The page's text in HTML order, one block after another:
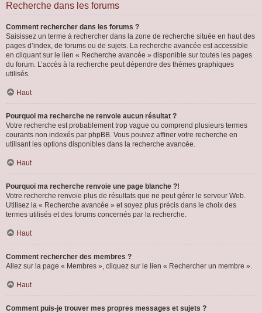
Recherche dans les forums
Comment rechercher dans les forums ?
Saisissez un terme à rechercher dans la zone de recherche située en haut des
pages d’index, de forums ou de sujets. La recherche avancée est accessible
en cliquant sur le lien « Recherche avancée » disponible sur toutes les pages
du forum. L’accès à la recherche peut dépendre des thèmes graphiques
utilisés.
Haut
Pourquoi ma recherche ne renvoie aucun résultat ?
Votre recherche est probablement trop vague ou comprend plusieurs termes
courants non indexés par phpBB. Vous pouvez affiner votre recherche en
utilisant les options disponibles dans la recherche avancée.
Haut
Pourquoi ma recherche renvoie une page blanche ?!
Votre recherche renvoie plus de résultats que ne peut gérer le serveur Web.
Utilisez la « Recherche avancée » et soyez plus précis dans le choix des
termes utilisés et des forums concernés par la recherche.
Haut
Comment rechercher des membres ?
Allez sur la page « Membres », cliquez sur le lien « Rechercher un membre ».
Haut
Comment puis-je trouver mes propres messages et sujets ?